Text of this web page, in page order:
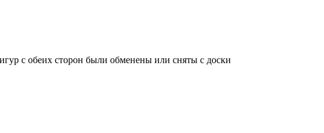
с обеих сторон были обменены или сняты с доски